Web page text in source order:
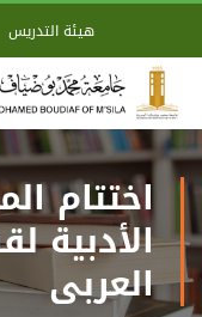
هيئة التدريس
اختتام
الأدبية
العربي